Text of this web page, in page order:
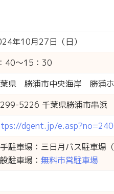
年10月27日（日）
40～15：30
県 勝浦市中央海岸 勝浦ホ
5226 千葉県勝浦市串浜
dgent.jp/
駐車場：三日月バス駐車場
駐車場： 無料市営駐車場